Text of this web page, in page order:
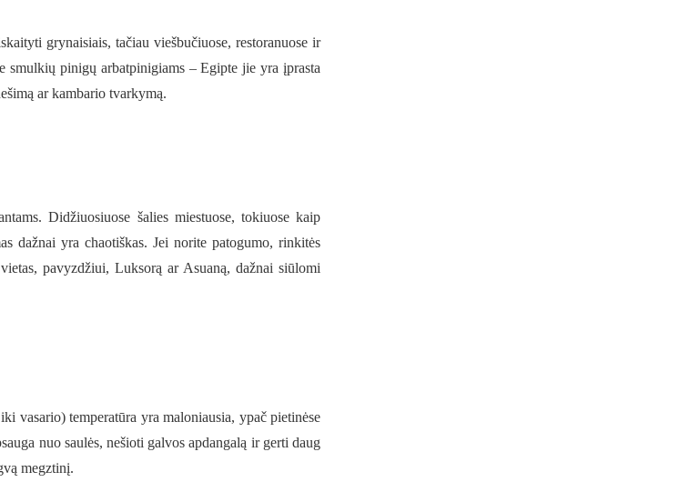
grynaisiais, tačiau viešbučiuose, restoranuose ir
smulkių pinigų arbatpinigiams – Egipte jie yra įprasta
ar kambario tvarkymą.
Didžiuosiuose šalies miestuose, tokiuose kaip
dažnai yra chaotiškas. Jei norite patogumo, rinkitės
pavyzdžiui, Luksorą ar Asuaną, dažnai siūlomi
vasario) temperatūra yra maloniausia, ypač pietinėse
nuo saulės, nešioti galvos apdangalą ir gerti daug
megztinį.